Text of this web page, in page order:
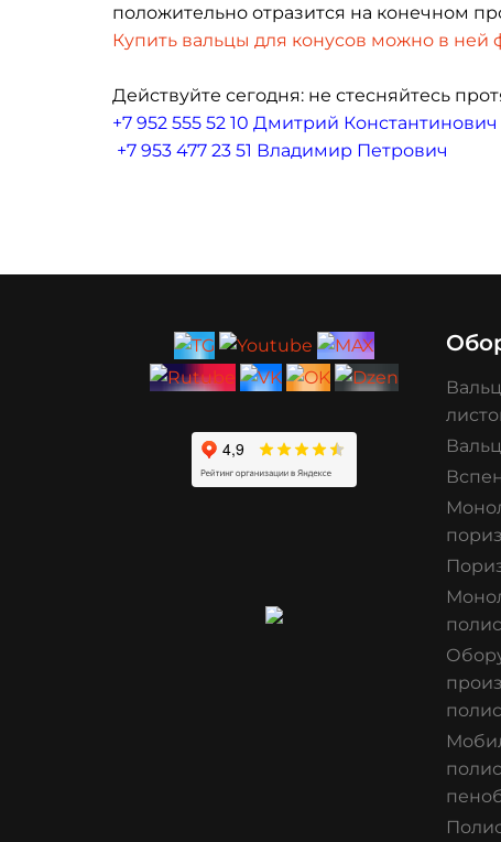
положительно отразится на конечном
Купить вальцы для конусов можно в ней
Действуйте сегодня: не стесняйтесь
+7 952 555 52 10 Дмитрий Константинович
+7 953 477 23 51 Владимир Петрович